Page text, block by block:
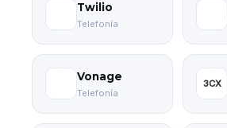
Twilio
Telefonía
Vonage
Telefonía
3CX